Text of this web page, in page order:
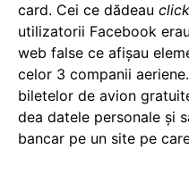
card. Cei ce dădeau click
utilizatorii Facebook
web false ce afișau
celor 3 companii
biletelor de avion
dea datele personale și
bancar pe un site pe